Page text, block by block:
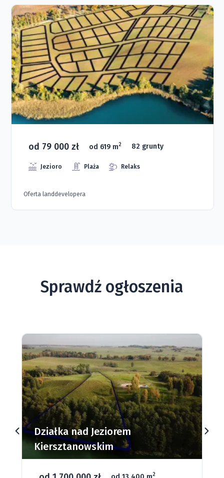
od 79 000 zł od 619 m2 82 grunty
Jezioro Plaża Relaks
Oferta landdevelopera
Sprawdź ogłoszenia
Działki budowlane nad Jeziorem
Dąbrowa Mała
2